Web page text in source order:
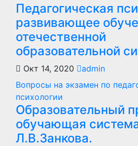
Педагогическая
развивающее
отечественной
образовательной
Окт 14, 2020
admin
Вопросы на экзамен по
психологии
Образовательный
обучающая
Л.В.Занкова.